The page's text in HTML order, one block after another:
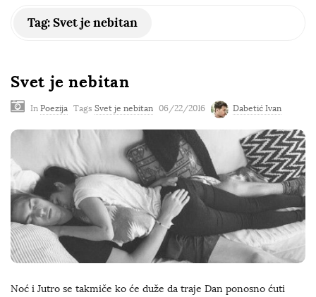
Tag:Svet je nebitan
Svet je nebitan
In Poezija Tags Svet je nebitan 06/22/2016 Dabetić Ivan
Noć i Jutro se takmiče ko će duže da traje Dan ponosno ćuti